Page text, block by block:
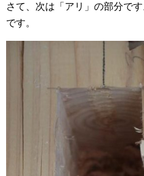
さて、次は「アリ」の部分で
です。